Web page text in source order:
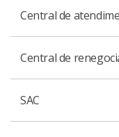
Central de
Consultas,
Pessoa Física:
Central de
Pessoa Física - De
SAC